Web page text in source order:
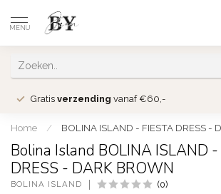
MENU
Gratis verzending vanaf €60,-
Home / BOLINA ISLAND - FIESTA DRESS -
Bolina Island BOLINA ISLAND -
DRESS - DARK BROWN
BOLINA ISLAND (0)